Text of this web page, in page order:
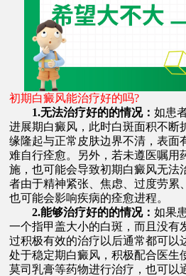
初期白癜风能治疗好的吗?
1.无法治疗好的的情况： 如患
进展期白癜风，此时白斑面积不断
缘隆起与正常皮肤边界不清，表面
难自行痊愈。另外，若未遵医嘱用
施，也可能会导致初期白癜风无法
者由于精神紧张、焦虑、过度劳累
也可能会影响疾病的痊愈进程。
2.能够治疗好的的情况： 如果
一个指甲盖大小的白斑，而且没有
过积极有效的治疗以后通常都可以
处于稳定期白癜风，积极配合医生
莫司乳膏等药物进行治疗，也可以